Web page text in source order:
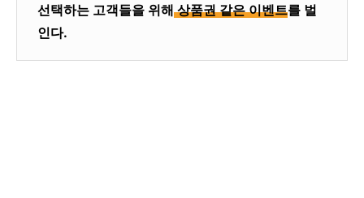
선택하는 고객들을 위해상품권 같은 이벤트를 벌
인다.